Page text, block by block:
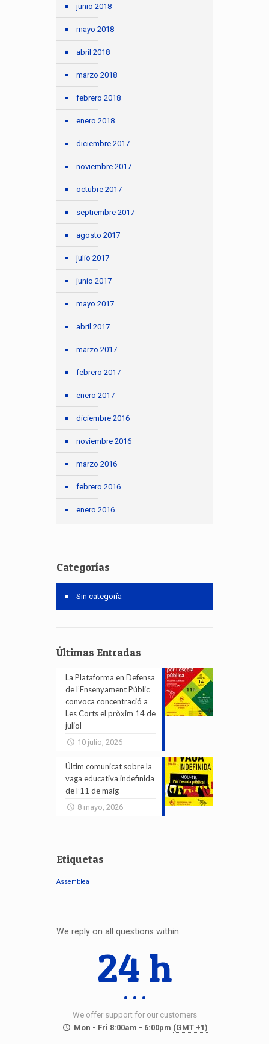
junio 2018
mayo 2018
abril 2018
marzo 2018
febrero 2018
enero 2018
diciembre 2017
noviembre 2017
octubre 2017
septiembre 2017
agosto 2017
julio 2017
junio 2017
mayo 2017
abril 2017
marzo 2017
febrero 2017
enero 2017
diciembre 2016
noviembre 2016
marzo 2016
febrero 2016
enero 2016
Categorías
Sin categoría
Últimas Entradas
La Plataforma en Defensa
de l’Ensenyament Públic
convoca concentració a
Les Corts el pròxim 14 de
juliol
10 julio, 2026
Últim comunicat sobre la
vaga educativa indefinida
de l’11 de maig
8 mayo, 2026
Etiquetas
Assemblea
We reply on all questions within
24 h
We offer support for our customers
Mon - Fri 8:00am - 6:00pm (GMT +1)